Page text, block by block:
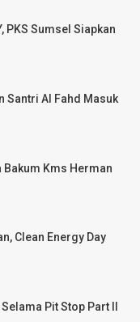
PKS Sumsel Siapkan
Santri Al Fahd Masuk
Bakum Kms Herman
Clean Energy Day
Pit Stop Part II